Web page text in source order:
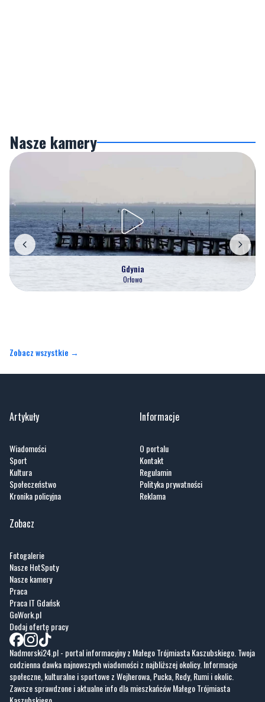
Nasze kamery
Gdynia
Orłowo
Zobacz wszystkie →
Artykuły
Wiadomości
Sport
Kultura
Społeczeństwo
Kronika policyjna
Informacje
O portalu
Kontakt
Regulamin
Polityka prywatności
Reklama
Zobacz
Fotogalerie
Nasze HotSpoty
Nasze kamery
Praca
Praca IT Gdańsk
GoWork.pl
Dodaj ofertę pracy
Nadmorski24.pl - portal informacyjny z Małego Trójmiasta Kaszubskiego. Twoja
codzienna dawka najnowszych wiadomości z najbliższej okolicy. Informacje
społeczne, kulturalne i sportowe z Wejherowa, Pucka, Redy, Rumi i okolic.
Zawsze sprawdzone i aktualne info dla mieszkańców Małego Trójmiasta